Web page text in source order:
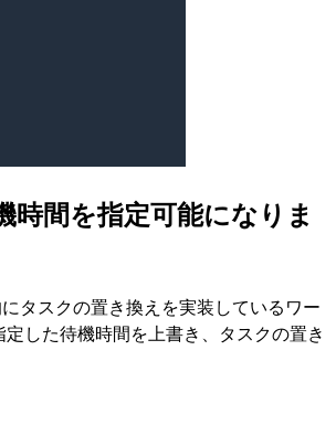
間を指定可能になりま
タスクの置き換えを実装しているワー
した待機時間を上書き、タスクの置き